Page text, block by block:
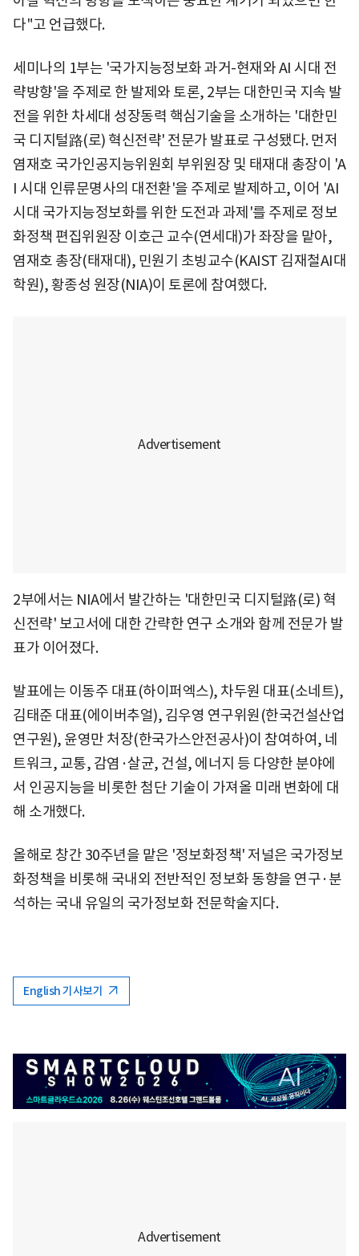
다"고 언급했다.
세미나의 1부는 '국가지능정보화 과거-현재와 AI 시대 전
략방향'을 주제로 한 발제와 토론, 2부는 대한민국 지속 발
전을 위한 차세대 성장동력 핵심기술을 소개하는 '대한민
국 디지털路(로) 혁신전략' 전문가 발표로 구성됐다. 먼저
염재호 국가인공지능위원회 부위원장 및 태재대 총장이 'A
I 시대 인류문명사의 대전환'을 주제로 발제하고, 이어 'AI
시대 국가지능정보화를 위한 도전과 과제'를 주제로 정보
화정책 편집위원장 이호근 교수(연세대)가 좌장을 맡아,
염재호 총장(태재대), 민원기 초빙교수(KAIST 김재철AI대
학원), 황종성 원장(NIA)이 토론에 참여했다.
2부에서는 NIA에서 발간하는 '대한민국 디지털路(로) 혁
신전략' 보고서에 대한 간략한 연구 소개와 함께 전문가 발
표가 이어졌다.
발표에는 이동주 대표(하이퍼엑스), 차두원 대표(소네트),
김태준 대표(에이버추얼), 김우영 연구위원(한국건설산업
연구원), 윤영만 처장(한국가스안전공사)이 참여하여, 네
트워크, 교통, 감염·살균, 건설, 에너지 등 다양한 분야에
서 인공지능을 비롯한 첨단 기술이 가져올 미래 변화에 대
해 소개했다.
올해로 창간 30주년을 맡은 '정보화정책' 저널은 국가정보
화정책을 비롯해 국내외 전반적인 정보화 동향을 연구·분
석하는 국내 유일의 국가정보화 전문학술지다.
English 기사보기